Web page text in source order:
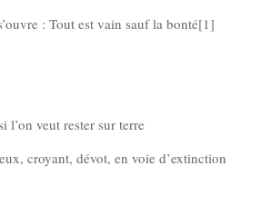
: Tout est vain sauf la bonté[1]
l’on veut rester sur terre
croyant, dévot, en voie d’extinction